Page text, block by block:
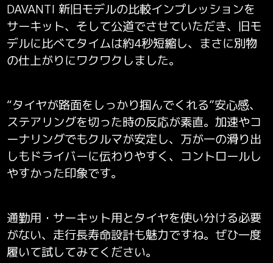
DAVANTI 新旧モデルの比較インプレッションを
サーキット、そして公道でさせていただき、旧モ
デルに比べてタイムは約4秒短縮し、まさに別物
の仕上がりにワクワクしました。
“タイヤが路面をしっかり掴んでくれる”安心感、
ステアリングを切った時の反応が素直。加速やコ
ーナリングでもクルマが安定し、万が一の滑り出
しもドライバーに伝わりやすく、コントロールし
やすかった印象です。
通勤用・サーキット用とタイヤを使い分ける必要
がない、走行長寿命設計も魅力ですね。 ぜひ一度
履いて試してみてください。